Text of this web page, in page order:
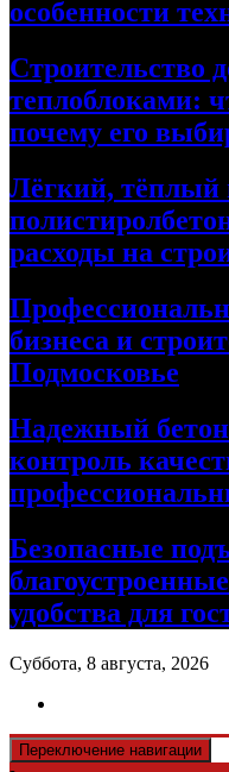
особенности
Строительство
теплоблоками:
почему его
Лёгкий,
расходы на
бизнеса и
Подмосковье
Надежный бетон
контроль
Безопасные
удобства для
Суббота, 8 августа, 2026
Переключение навигации